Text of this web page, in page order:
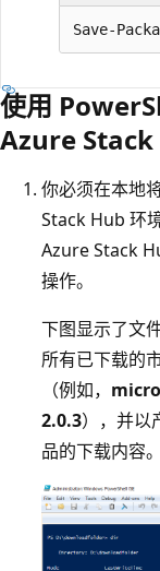
使用
Azure Stack
你必须在本地
Stack Hub 环
Azure Stack
操作。
下图显示了文
所有已下载的
（例如，
2.0.3），并以
品的下载内容。